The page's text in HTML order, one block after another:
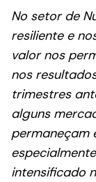
No setor de
resiliente e
valor nos
nos
trimestres
alguns
permaneçam
intensificado